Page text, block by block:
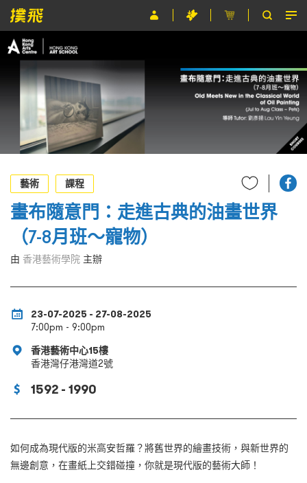
節目
主辦單位
關於撲飛
條款及細則
EN
藝術
課程
畫布隨意門：走進古典的油畫世界
（7-8月班～寵物）
由 香港藝術學院 主辦
23-07-2025 - 27-08-2025
7:00pm - 9:00pm
香港藝術中心15樓
香港灣仔港灣道2號
1592 - 1990
如何成為現代版的米高安哲羅？將舊世界的繪畫技術，與新世界的
無邊創意，在畫紙上交錯碰撞，你就是現代版的藝術大師！